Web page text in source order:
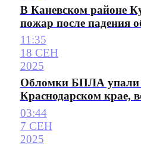
В Каневском районе
пожар после падения
11:35
18 СЕН
2025
Обломки БПЛА
Краснодарском крае,
03:44
7 СЕН
2025